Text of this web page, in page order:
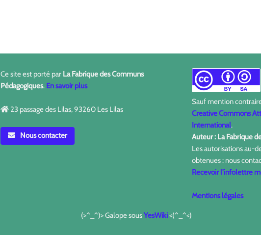
Ce site est porté par La Fabrique des Communs
Pédagogiques. En savoir plus
23 passage des Lilas, 93260 Les Lilas
Nous contacter
Sauf mention
Creative Commons
International.
Auteur : La Fabrique
Les autorisations au-
obtenues : nous
Recevoir l'infolettre
Mentions légales
(>^_^)> Galope sousYesWiki<(^_^<)